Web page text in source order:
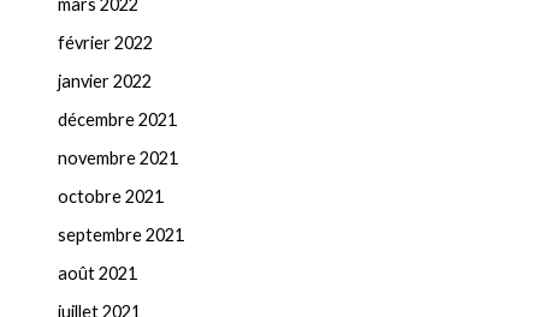
mars 2022
février 2022
janvier 2022
décembre 2021
novembre 2021
octobre 2021
septembre 2021
août 2021
juillet 2021